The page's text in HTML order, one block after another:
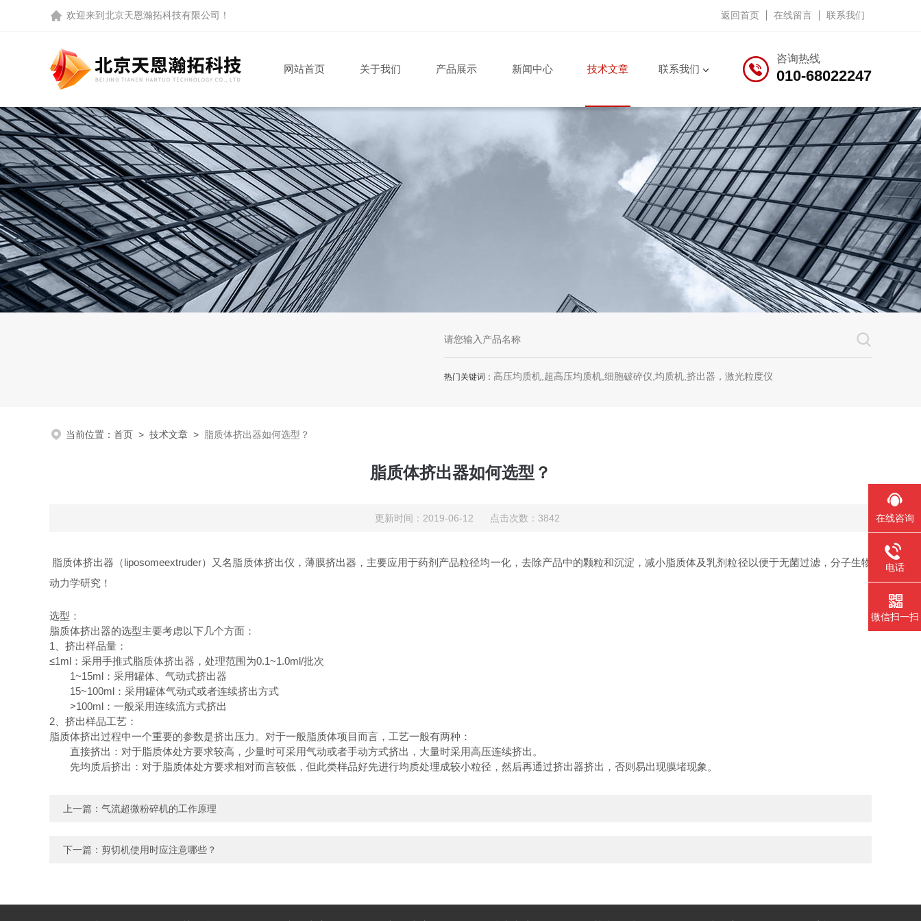
欢迎来到 北京天恩瀚拓科技有限公司 ！ 返回首页 在线留言 联系我们
咨询热线
010-68022247
网站首页 关于我们 产品展示 新闻中心 技术文章 联系我们
热门关键词： 高压均质机,超高压均质机,细胞破碎仪,均质机,挤出器，激光粒度仪
当前位置： 首页 > 技术文章 > 脂质体挤出器如何选型？
脂质体挤出器如何选型？
更新时间：2019-06-12 点击次数：3842
脂质体挤出器（liposomeextruder）又名脂质体挤出仪，薄膜挤出器，主要应用于药剂产品粒径均一化，去除产品中的颗粒和沉淀，减小脂质体及乳剂粒径以便于无菌过滤，分子生物
动力学研究！
选型：
脂质体挤出器的选型主要考虑以下几个方面：
1、挤出样品量：
≤1ml：采用手推式脂质体挤出器，处理范围为0.1~1.0ml/批次
1~15ml：采用罐体、气动式挤出器
15~100ml：采用罐体气动式或者连续挤出方式
>100ml：一般采用连续流方式挤出
2、挤出样品工艺：
脂质体挤出过程中一个重要的参数是挤出压力。对于一般脂质体项目而言，工艺一般有两种：
直接挤出：对于脂质体处方要求较高，少量时可采用气动或者手动方式挤出，大量时采用高压连续挤出。
先均质后挤出：对于脂质体处方要求相对而言较低，但此类样品好先进行均质处理成较小粒径，然后再通过挤出器挤出，否则易出现膜堵现象。
上一篇： 气流超微粉碎机的工作原理
下一篇： 剪切机使用时应注意哪些？
在线咨询
电话
微信扫一扫